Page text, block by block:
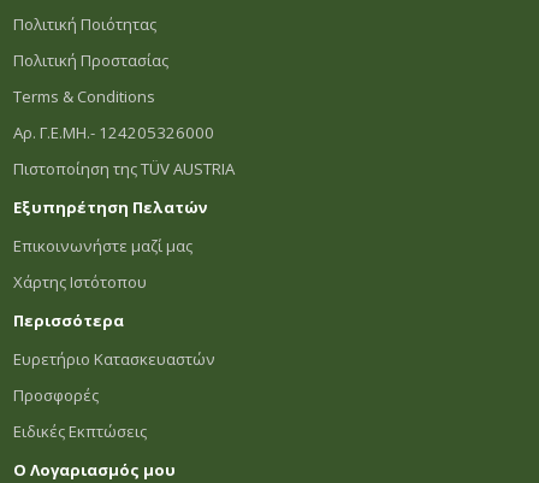
Πολιτική Ποιότητας
Πολιτική Προστασίας
Terms & Conditions
Αρ. Γ.Ε.ΜΗ.- 124205326000
Πιστοποίηση της TÜV AUSTRIA
Εξυπηρέτηση Πελατών
Επικοινωνήστε μαζί μας
Χάρτης Ιστότοπου
Περισσότερα
Ευρετήριο Κατασκευαστών
Προσφορές
Ειδικές Εκπτώσεις
Ο Λογαριασμός μου